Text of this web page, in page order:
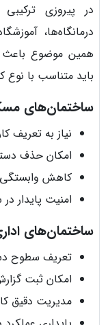
در پیروزی
درمانگاه‌ها،
همین موضوع
باید متناسب با نوع
ساختمان‌های
نیاز به تعریف
امکان حذف
کاهش وابستگی
امنیت پایدار
ساختمان‌های
تعریف سطوح
امکان ثبت
مدیریت دقیق